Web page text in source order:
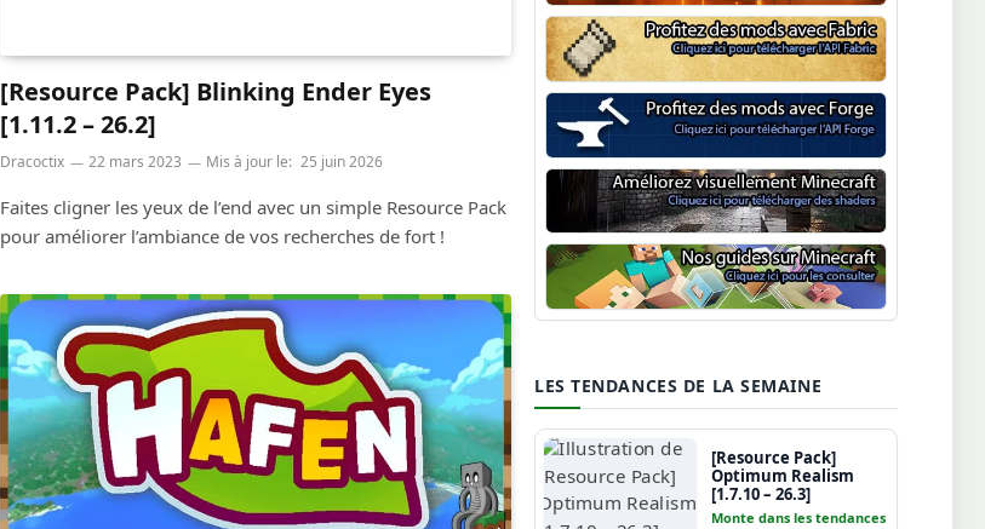
[Resource Pack] Blinking Ender Eyes
[1.11.2 – 26.2]
Dracoctix 22 mars 2023 Mis à jour le: 25 juin 2026
Faites cligner les yeux de l’end avec un simple Resource Pack
pour améliorer l’ambiance de vos recherches de fort !
Minecraft Fabric
Minecraft Forge
Shaders Minecraft
Guide Minecraft
LES TENDANCES DE LA SEMAINE
[Resource Pack]
Optimum Realism
[1.7.10 – 26.3]
Monte dans les tendances